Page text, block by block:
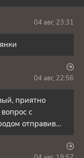
04 авг, 23:31
04 авг, 22:56
с
отправив